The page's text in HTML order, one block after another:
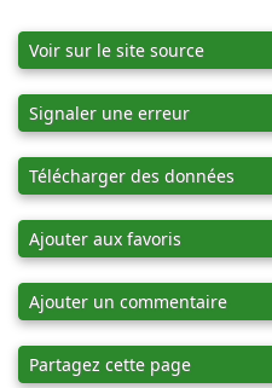
Voir sur le site source
Signaler une erreur
Télécharger des données
Ajouter aux favoris
Ajouter un commentaire
Partagez cette page